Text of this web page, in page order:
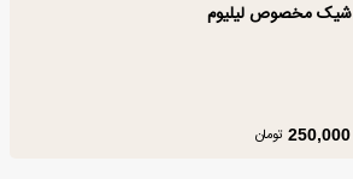
شیک مخصوص لیلیوم
250,000 تومان